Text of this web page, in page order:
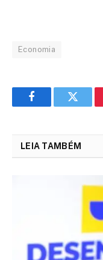
Economia
FacebookTwitter
LEIA TAMBÉM